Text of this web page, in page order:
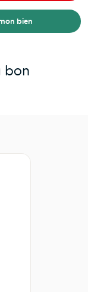
bon
bien